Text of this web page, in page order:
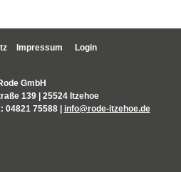
Impressum Login
GmbH
139 | 25524 Itzehoe
04821 75588 | info@rode-itzehoe.de